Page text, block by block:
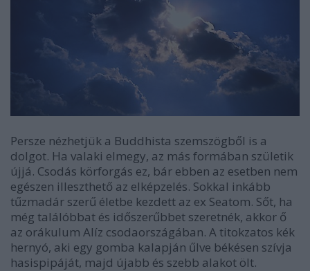
Persze nézhetjük a Buddhista szemszögből is a
dolgot. Ha valaki elmegy, az más formában születik
újjá. Csodás körforgás ez, bár ebben az esetben nem
egészen illeszthető az elképzelés. Sokkal inkább
tűzmadár szerű életbe kezdett az ex Seatom. Sőt, ha
még találóbbat és időszerűbbet szeretnék, akkor ő
az orákulum Alíz csodaországában. A titokzatos kék
hernyó, aki egy gomba kalapján űlve békésen szívja
hasispipáját, majd újabb és szebb alakot ölt.